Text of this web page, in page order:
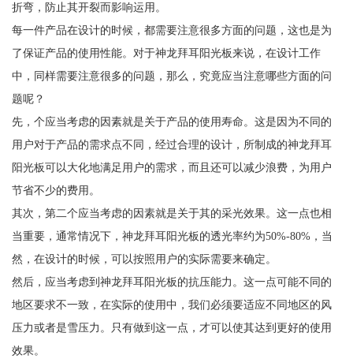
折弯，防止其开裂而影响运用。
每一件产品在设计的时候，都需要注意很多方面的问题，这也是为
了保证产品的使用性能。对于神龙拜耳阳光板来说，在设计工作
中，同样需要注意很多的问题，那么，究竟应当注意哪些方面的问
题呢？
先，个应当考虑的因素就是关于产品的使用寿命。这是因为不同的
用户对于产品的需求点不同，经过合理的设计，所制成的神龙拜耳
阳光板可以大化地满足用户的需求，而且还可以减少浪费，为用户
节省不少的费用。
其次，第二个应当考虑的因素就是关于其的采光效果。这一点也相
当重要，通常情况下，神龙拜耳阳光板的透光率约为50%-80%，当
然，在设计的时候，可以按照用户的实际需要来确定。
然后，应当考虑到神龙拜耳阳光板的抗压能力。这一点可能不同的
地区要求不一致，在实际的使用中，我们必须要适应不同地区的风
压力或者是雪压力。只有做到这一点，才可以使其达到更好的使用
效果。